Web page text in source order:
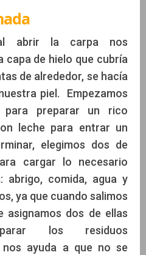
abrir la carpa nos
capa de hielo que cubría
de alrededor, se hacía
piel. Empezamos
preparar un rico
leche para entrar un
elegimos dos de
cargar lo necesario
abrigo, comida, agua y
ya que cuando salimos
asignamos dos de ellas
los residuos
ayuda a que no se